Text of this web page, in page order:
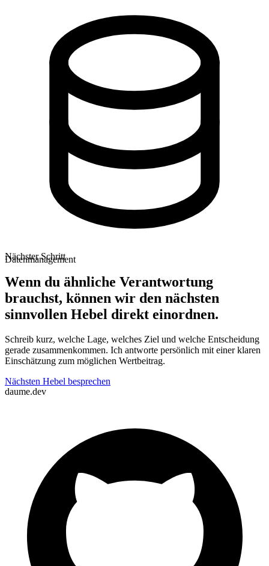
Datenmanagement
Nächster Schritt
Wenn du ähnliche Verantwortung
brauchst, können wir den nächsten
sinnvollen Hebel direkt einordnen.
Schreib kurz, welche Lage, welches Ziel und welche Entscheidung
gerade zusammenkommen. Ich antworte persönlich mit einer klaren
Einschätzung zum möglichen Wertbeitrag.
Nächsten Hebel besprechen
daume.dev